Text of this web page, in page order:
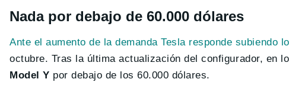
Nada por debajo de 60.000 dólares
Ante el aumento de la demanda Tesla responde subiendo
octubre. Tras la última actualización del configurador, en
Model Y por debajo de los 60.000 dólares.